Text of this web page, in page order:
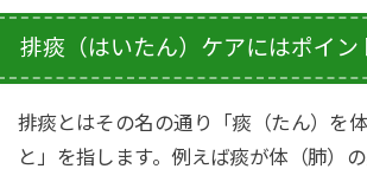
排痰（はいたん）ケアにはポイン
排痰とはその名の通り「痰（たん）を
と」を指します。 例えば痰が体（肺）